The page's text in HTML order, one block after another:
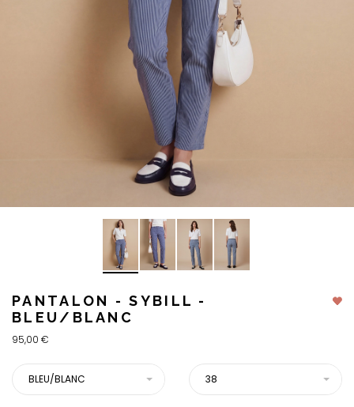
PANTALON - SYBILL -
BLEU/BLANC
95,00 €
BLEU/BLANC 38